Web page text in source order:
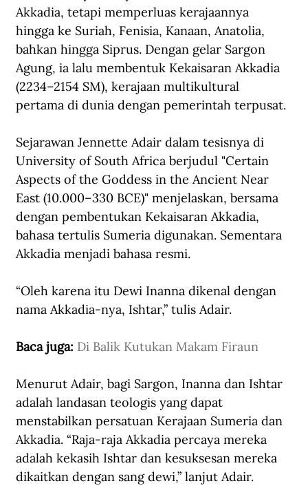
Akkadia, tetapi memperluas kerajaannya
hingga ke Suriah, Fenisia, Kanaan, Anatolia,
bahkan hingga Siprus. Dengan gelar Sargon
Agung, ia lalu membentuk Kekaisaran Akkadia
(2234–2154 SM), kerajaan multikultural
pertama di dunia dengan pemerintah terpusat.
Sejarawan Jennette Adair dalam tesisnya di
University of South Africa berjudul "Certain
Aspects of the Goddess in the Ancient Near
East (10.000–330 BCE)" menjelaskan, bersama
dengan pembentukan Kekaisaran Akkadia,
bahasa tertulis Sumeria digunakan. Sementara
Akkadia menjadi bahasa resmi.
“Oleh karena itu Dewi Inanna dikenal dengan
nama Akkadia-nya, Ishtar,” tulis Adair.
Baca juga: Di Balik Kutukan Makam Firaun
Menurut Adair, bagi Sargon, Inanna dan Ishtar
adalah landasan teologis yang dapat
menstabilkan persatuan Kerajaan Sumeria dan
Akkadia. “Raja-raja Akkadia percaya mereka
adalah kekasih Ishtar dan kesuksesan mereka
dikaitkan dengan sang dewi,” lanjut Adair.